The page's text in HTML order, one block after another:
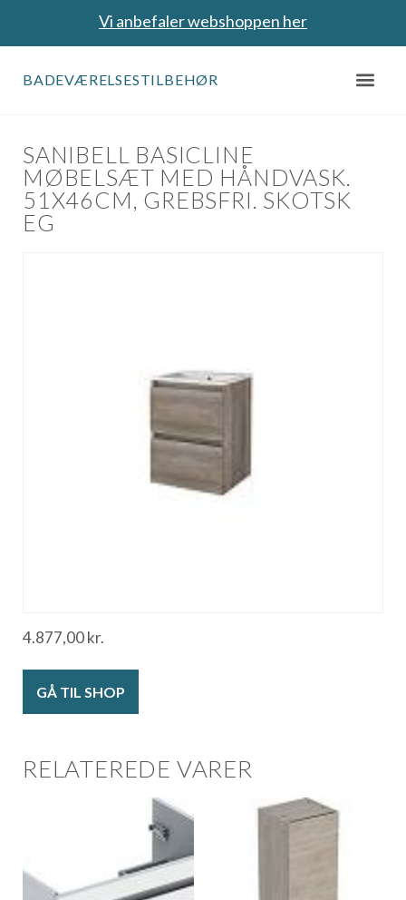
Vi anbefaler webshoppen her
BADEVÆRELSESTILBEHØR
SANIBELL BASICLINE
MØBELSÆT MED HÅNDVASK.
51X46CM, GREBSFRI. SKOTSK
EG
4.877,00kr.
GÅ TIL SHOP
RELATEREDE VARER